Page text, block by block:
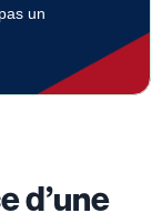
un
d’une